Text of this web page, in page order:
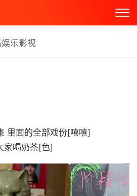
娱乐影视
里面的全部戏份[嘻嘻]
喝奶茶[色]